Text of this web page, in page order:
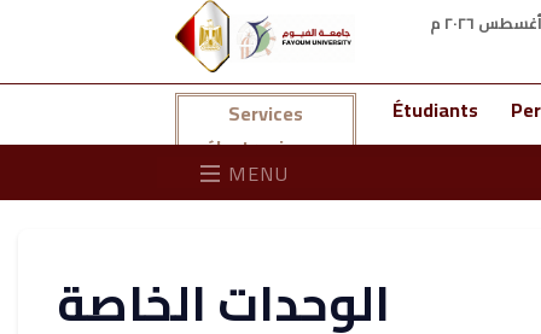
Services
électroniques
Étudiants
MENU
الوحدات الخاصة